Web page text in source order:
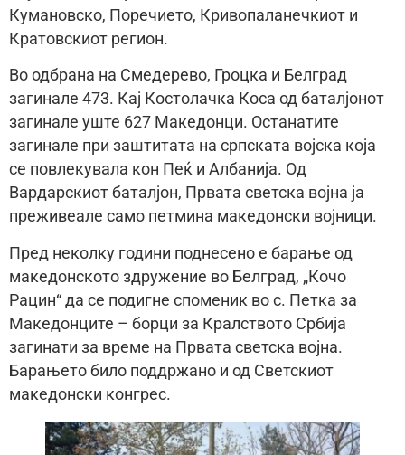
Кумановско, Поречието, Кривопаланечкиот и
Кратовскиот регион.
Во одбрана на Смедерево, Гроцка и Белград
загинале 473. Кај Костолачка Коса од баталјонот
загинале уште 627 Македонци. Останатите
загинале при заштитата на српската војска која
се повлекувала кон Пеќ и Албанија. Од
Вардарскиот баталјон, Првата светска војна ја
преживеале само петмина македонски војници.
Пред неколку години поднесено е барање од
македонското здружение во Белград, „Кочо
Рацин“ да се подигне споменик во с. Петка за
Македонците – борци за Кралството Србија
загинати за време на Првата светска војна.
Барањето било поддржано и од Светскиот
македонски конгрес.